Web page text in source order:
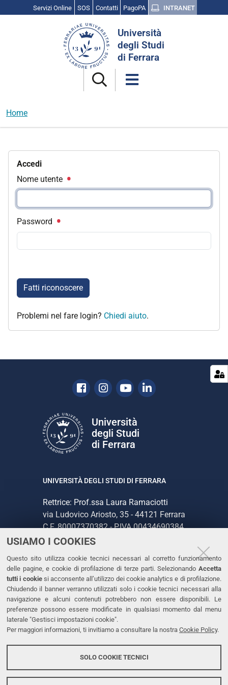
USIAMO I COOKIES
Questo sito utilizza cookie tecnici necessari al corretto funzionamento
delle pagine, e cookie di profilazione di terze parti. Selezionando Accetta
tutti i cookiesi acconsente all’utilizzo dei cookie analytics e di profilazione.
Chiudendo il banner verranno utilizzati solo i cookie tecnici necessari alla
navigazione e alcuni contenuti potrebbero non essere disponibili. Le
preferenze possono essere modificate in qualsiasi momento dal menu
laterale "Gestisci impostazioni cookie".
Per maggiori informazioni, ti invitiamo a consultare la nostra Cookie Policy.
SOLO COOKIE TECNICI
Servizi Online SOS Contatti PagoPA INTRANET
Università
degli Studi
di Ferrara
Home
Accedi
Nome utente
Password
Fatti riconoscere
Problemi nel fare login? Chiedi aiuto.
Facebook
Instagram
YoutubeLinkedin
Università
degli Studi
di Ferrara
UNIVERSITÀ DEGLI STUDI DI FERRARA
Rettrice: Prof.ssa Laura Ramaciotti
via Ludovico Ariosto, 35 - 44121 Ferrara
C.F. 80007370382 - P.IVA 00434690384
CONTATTI
Tel. +39 0532 293111
Fax. +39 0532 293031
PEC
LINKS
Accessibilità
Protezione dati personali